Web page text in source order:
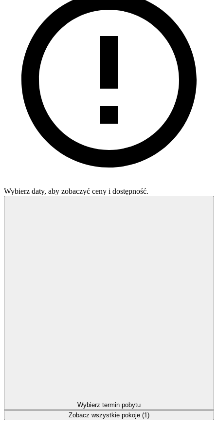
Wybierz daty, aby zobaczyć ceny i dostępność.
Wybierz termin pobytu
Zobacz wszystkie pokoje (1)